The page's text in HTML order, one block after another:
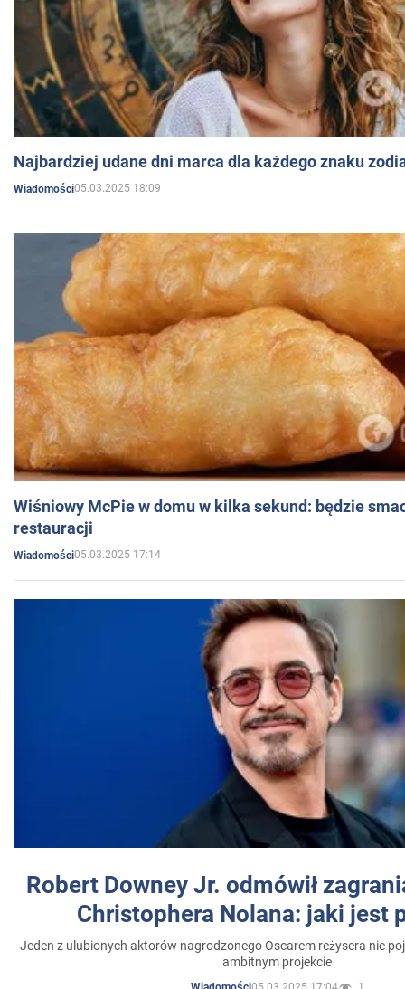
Najbardziej udane dni marca dla każdego znaku
Wiadomości05.03.2025 18:09
Wiśniowy McPie w domu w kilka sekund: będzie
restauracji
Wiadomości05.03.2025 17:14
Robert Downey Jr. odmówił
Christophera Nolana: jaki jest
Jeden z ulubionych aktorów nagrodzonego Oscarem reżysera nie
ambitnym projekcie